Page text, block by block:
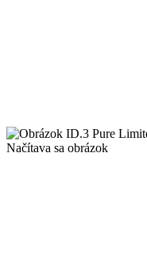
Načítava sa obrázok